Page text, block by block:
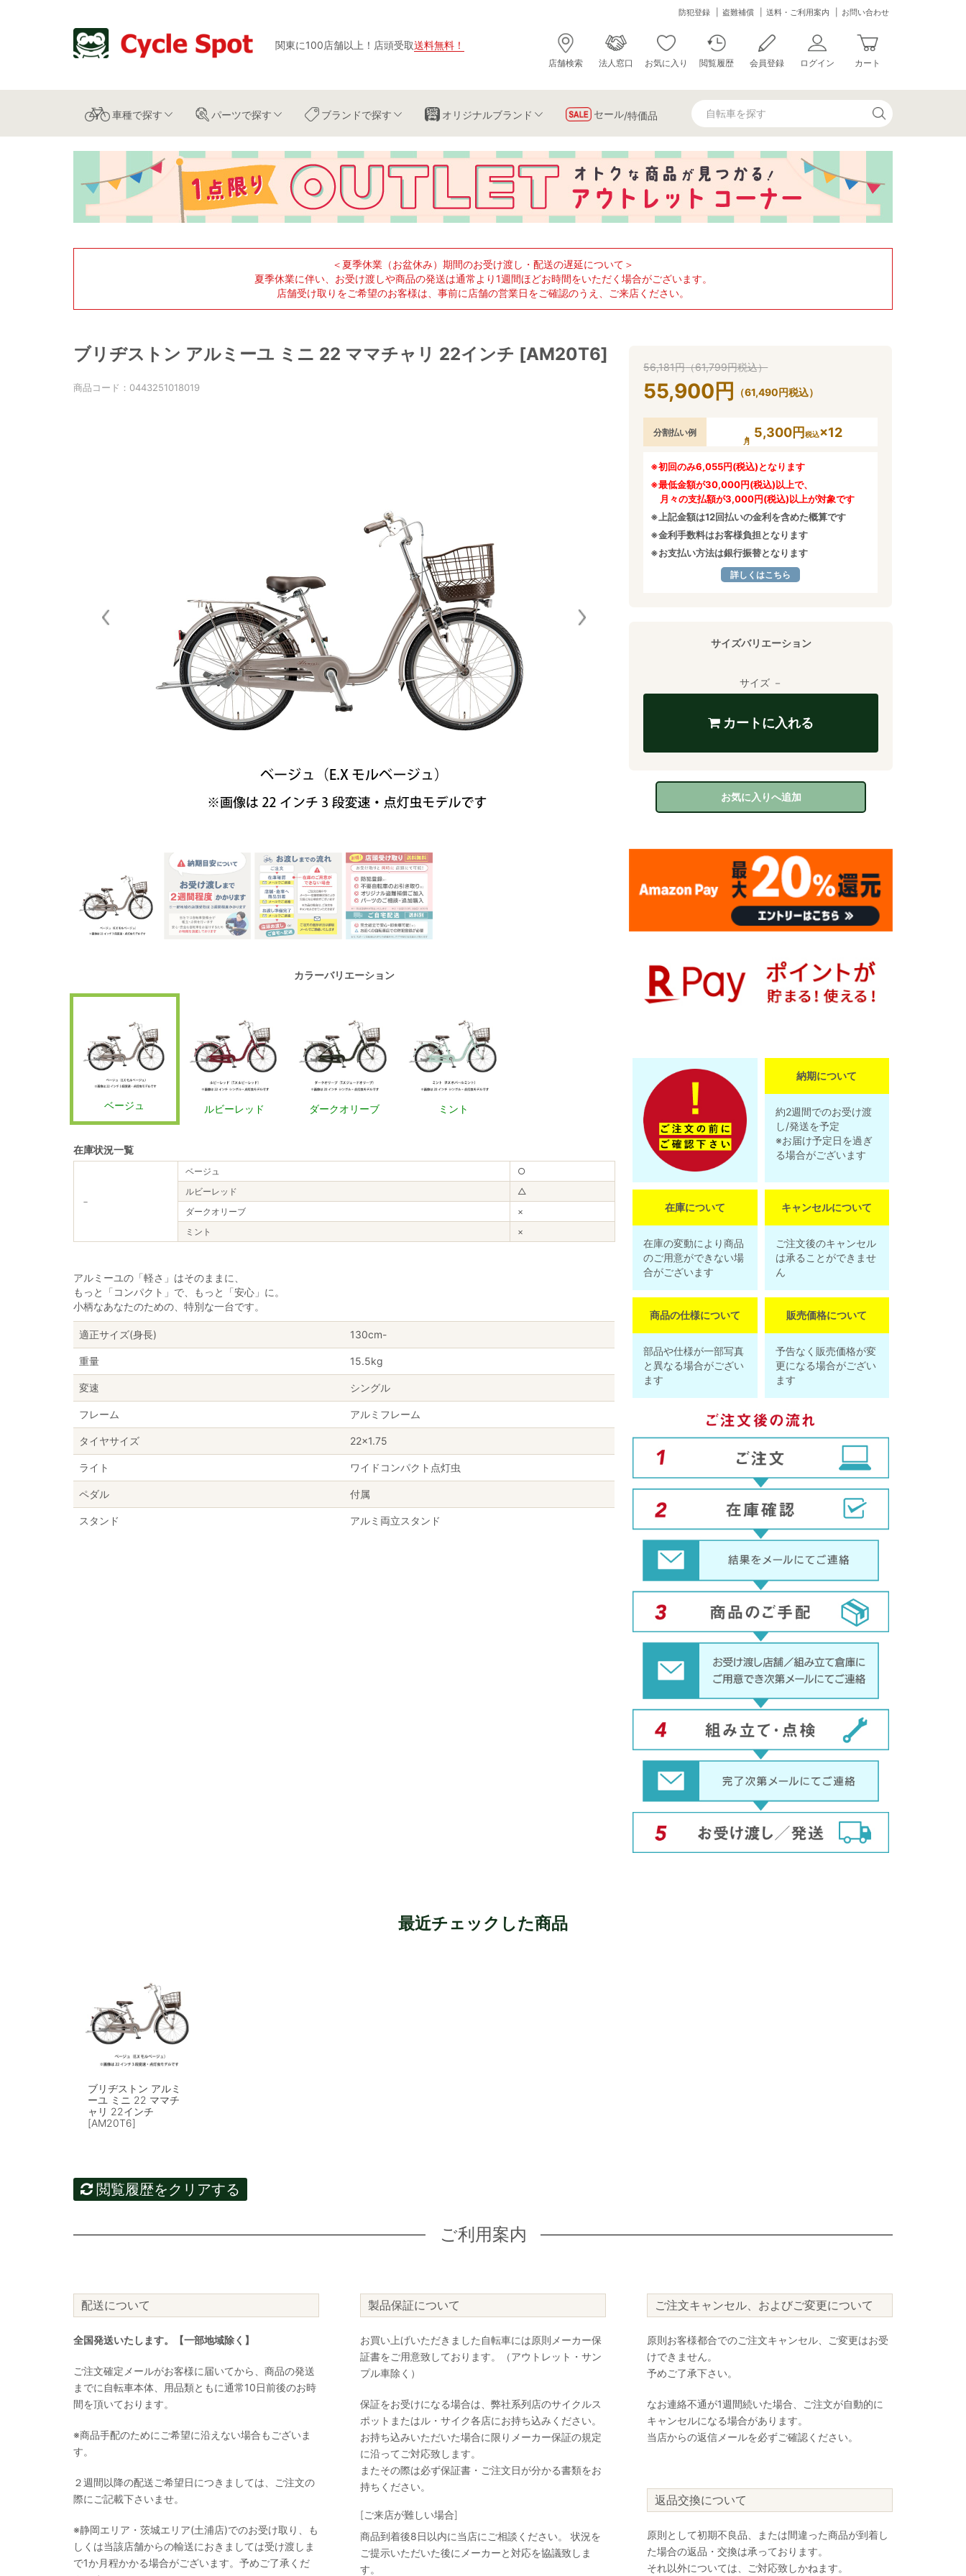
関東に100店舗以上 ！ 店頭受取送料無料 ！
防犯登録 盗難補償 送料・ご利用案内 お問い合わせ
店舗検索 法人窓口 お気に入り 閲覧履歴 会員登録 ログイン カート
車種で探す パーツで探す ブランドで探す オリジナルブランド セール/特価品
＜夏季休業（お盆休み）期間のお受け渡し・配送の遅延について＞
夏季休業に伴い、お受け渡しや商品の発送は通常より1週間ほどお時間をいただく場合がございます。
店舗受け取りをご希望のお客様は、事前に店舗の営業日をご確認のうえ、ご来店ください。
ブリヂストン アルミーユ ミニ 22 ママチャリ 22インチ [AM20T6]
商品コード： 0443251018019
カラーバリエーション
ベージュ ルビーレッド ダークオリーブ ミント
在庫状況一覧
－
ベージュ
○
ルビーレッド
△
ダークオリーブ
×
ミント
×
アルミーユの「軽さ」はそのままに、
もっと「コンパクト」で、もっと「安心」に。
小柄なあなたのための、特別な一台です。
適正サイズ(身長) 130cm-
重量 15.5kg
変速 シングル
フレーム アルミフレーム
タイヤサイズ 22×1.75
ライト ワイドコンパクト点灯虫
ペダル 付属
スタンド アルミ両立スタンド
56,181円（61,799円税込）
55,900 円 （61,490円税込）
分割払い例 5,300円税込×12
※初回のみ6,055円(税込)となります
※最低金額が30,000円(税込)以上で、
月々の支払額が3,000円(税込)以上が対象です
※上記金額は12回払いの金利を含めた概算です
※金利手数料はお客様負担となります
※お支払い方法は銀行振替となります
詳しくはこちら
サイズバリエーション
サイズ －
カートに入れる
お気に入りへ追加
納期について
約2週間でのお受け渡
し/発送を予定
※お届け予定日を過ぎ
る場合がございます
在庫について
在庫の変動により商品
のご用意ができない場
合がございます
キャンセルについて
ご注文後のキャンセル
は承ることができませ
ん
商品の仕様について
部品や仕様が一部写真
と異なる場合がござい
ます
販売価格について
予告なく販売価格が変
更になる場合がござい
ます
最近チェックした商品
ブリヂストン アルミ
ーユ ミニ 22 ママチ
ャリ 22インチ
[AM20T6]
閲覧履歴をクリアする
ご利用案内
配送について
全国発送いたします。【一部地域除く】
ご注文確定メールがお客様に届いてから、商品の発送
までに自転車本体、用品類ともに通常10日前後のお時
間を頂いております。
※商品手配のためにご希望に沿えない場合もございま
す。
２週間以降の配送ご希望日につきましては、ご注文の
際にご記載下さいませ。
※静岡エリア・茨城エリア(土浦店)でのお受け取り、も
しくは当該店舗からの輸送におきましては受け渡しま
で1か月程かかる場合がございます。予めご了承くだ
製品保証について
お買い上げいただきました自転車には原則メーカー保
証書をご用意致しております。（アウトレット・サン
プル車除く）
保証をお受けになる場合は、弊社系列店のサイクルス
ポットまたはル・サイク各店にお持ち込みください。
お持ち込みいただいた場合に限りメーカー保証の規定
に沿ってご対応致します。
またその際は必ず保証書・ご注文日が分かる書類をお
持ちください。
[ご来店が難しい場合]
商品到着後8日以内に当店にご相談ください。 状況を
ご提示いただいた後にメーカーと対応を協議致しま
す。
ご注文キャンセル、およびご変更について
原則お客様都合でのご注文キャンセル、ご変更はお受
けできません。
予めご了承下さい。
なお連絡不通が1週間続いた場合、ご注文が自動的に
キャンセルになる場合があります。
当店からの返信メールを必ずご確認ください。
返品交換について
原則として初期不良品、または間違った商品が到着し
た場合の返品・交換は承っております。
それ以外については、ご対応致しかねます。